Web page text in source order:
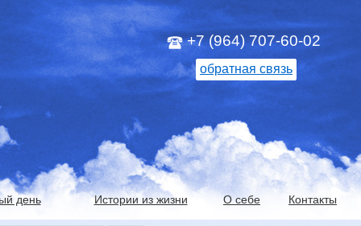
+7 (964) 707-60-02
обратная связь
день Истории из жизни О себе Контакты